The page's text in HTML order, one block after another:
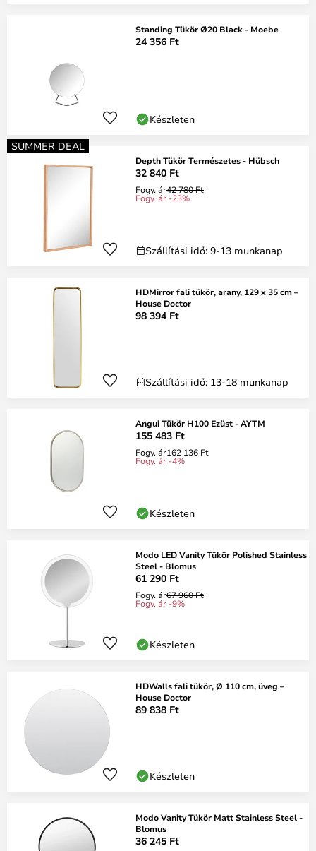
Standing Tükör Ø20 Black - Moebe
24 356 Ft
Készleten
SUMMER DEAL
Depth Tükör Természetes - Hübsch
32 840 Ft
Fogy. ár42 780 Ft
Fogy. ár -23%
Szállítási idő: 9-13 munkanap
HDMirror fali tükör, arany, 129 x 35 cm –
House Doctor
98 394 Ft
Szállítási idő: 13-18 munkanap
Angui Tükör H100 Ezüst - AYTM
155 483 Ft
Fogy. ár162 136 Ft
Fogy. ár -4%
Készleten
Modo LED Vanity Tükör Polished Stainless
Steel - Blomus
61 290 Ft
Fogy. ár67 960 Ft
Fogy. ár -9%
Készleten
HDWalls fali tükör, Ø 110 cm, üveg –
House Doctor
89 838 Ft
Készleten
Modo Vanity Tükör Matt Stainless Steel -
Blomus
36 245 Ft